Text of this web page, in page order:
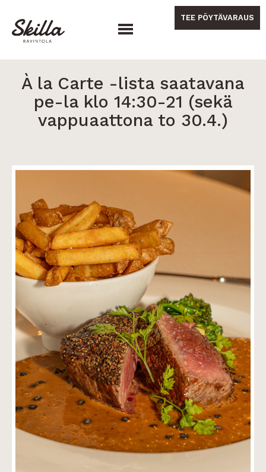
sisältöön
TEE PÖYTÄVARAUS
À la Carte -lista saatavana
pe-la klo 14:30-21 (sekä
vappuaattona to 30.4.)